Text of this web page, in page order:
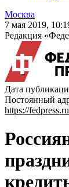
Москва
7 мая 2019,
Редакция
Дата
Постоянный
https://